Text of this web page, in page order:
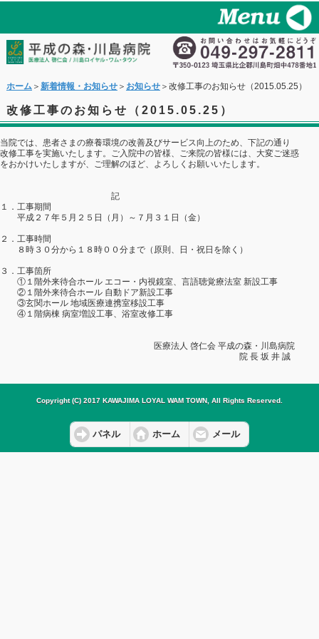
ホーム＞ 新着情報・お知らせ＞ お知らせ＞改修工事のお知らせ（2015.05.25）
改修工事のお知らせ（2015.05.25）
当院では、患者さまの療養環境の改善及びサービス向上のため、下記の通り
改修工事を実施いたします。ご入院中の皆様、ご来院の皆様には、大変ご迷惑
をおかけいたしますが、ご理解のほど、よろしくお願いいたします。
記
１．工事期間
平成２７年５月２５日（月）～７月３１日（金）
２．工事時間
８時３０分から１８時００分まで（原則、日・祝日を除く）
３．工事箇所
①１階外来待合ホール エコー・内視鏡室、言語聴覚療法室 新設工事
②１階外来待合ホール 自動ドア新設工事
③玄関ホール 地域医療連携室移設工事
④１階病棟 病室増設工事、浴室改修工事
医療法人 啓仁会 平成の森・川島病院
院 長 坂 井 誠
Copyright (C) 2017 KAWAJIMA LOYAL WAM TOWN, All Rights Reserved.
パネル ホーム メール